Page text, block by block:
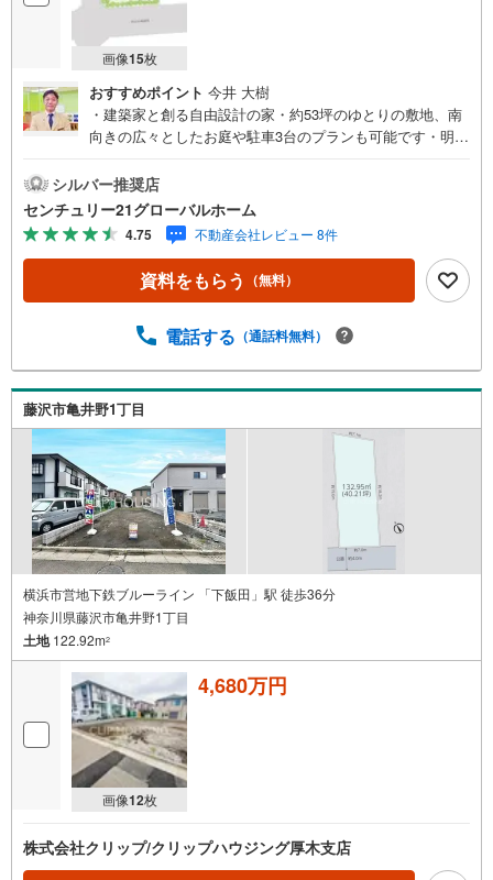
画像15枚
おすすめポイント 今井 大樹
・建築家と創る自由設計の家・約53坪のゆとりの敷地、南
向きの広々としたお庭や駐車3台のプランも可能です・明る
層住居専用地域内の閑静な住宅街▼センチュリー21グロー
バルホームはこんな会社です▼・ 地域密着、横浜市神奈川
区を中心に不動産多数お取り扱いしています。戸建、マン
ション、土地の購入から売却までお家にまつわることは何
でもお任せください。・経験豊富なスタッフが揃っていま
す。住宅ローン、保険、不動産に関わる各種手続きは、お
はなく、地元情報も知り尽くしてます！学区のことからグ
午後6時 （定休日:水曜日）この時間帯はお電話でのお問い
合わせがスムーズにご案内できます。★物件ツアー大歓迎
です！「室内・現地を見学する」ボタンよりお問合せ下さ
い。スタッフよりご案内可能な日程をご連絡させていただ
きます。
シルバー推奨店
センチュリー21グローバルホーム
4.75 不動産会社レビュー 8件
資料をもらう （無料）
電話する （通話料無料）
藤沢市亀井野1丁目
横浜市営地下鉄ブルーライン 「下飯田」駅 徒歩36分
神奈川県藤沢市亀井野1丁目
土地122.92m2
画像12枚
4,680万円
株式会社クリップ/クリップハウジング厚木支店